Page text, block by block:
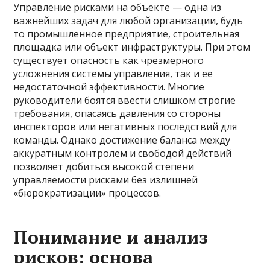
Управление рисками на объекте — одна из
важнейших задач для любой организации, будь
то промышленное предприятие, строительная
площадка или объект инфраструктуры. При этом
существует опасность как чрезмерного
усложнения системы управления, так и ее
недостаточной эффективности. Многие
руководители боятся ввести слишком строгие
требования, опасаясь давления со стороны
инспекторов или негативных последствий для
команды. Однако достижение баланса между
аккуратным контролем и свободой действий
позволяет добиться высокой степени
управляемости рисками без излишней
«бюрократизации» процессов.
Понимание и анализ
рисков: основа